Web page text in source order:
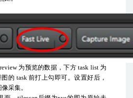
为预览的数据，下方 task list 为
的 task 前打上勾即可。设置好后，
采集。